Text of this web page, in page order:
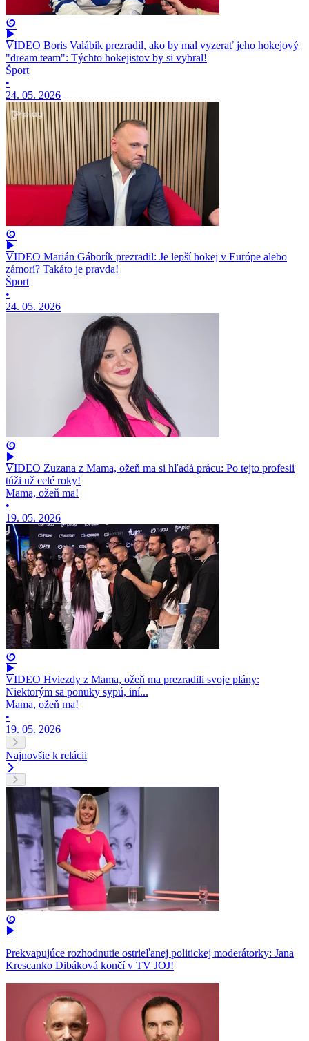
VIDEO Boris Valábik prezradil, ako by mal vyzerať jeho hokejový
"dream team": Týchto hokejistov by si vybral!
Šport
•
24. 05. 2026
VIDEO Marián Gáborík prezradil: Je lepší hokej v Európe alebo
zámorí? Takáto je pravda!
Šport
•
24. 05. 2026
VIDEO Zuzana z Mama, ožeň ma si hľadá prácu: Po tejto profesii
túži už celé roky!
Mama, ožeň ma!
•
19. 05. 2026
VIDEO Hviezdy z Mama, ožeň ma prezradili svoje plány:
Niektorým sa ponuky sypú, iní...
Mama, ožeň ma!
•
19. 05. 2026
Najnovšie k relácii
Prekvapujúce rozhodnutie ostrieľanej politickej moderátorky: Jana
Krescanko Dibáková končí v TV JOJ!